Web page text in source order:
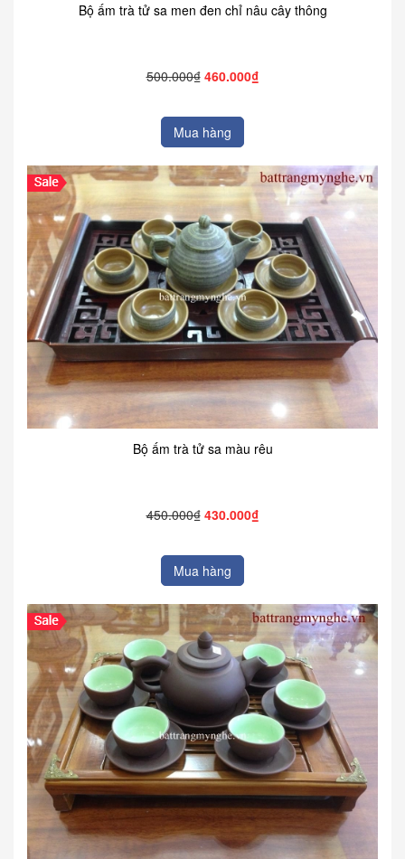
Bộ ấm trà tử sa men đen chỉ nâu cây thông
500.000₫ 460.000₫
Mua hàng
Bộ ấm trà tử sa màu rêu
450.000₫ 430.000₫
Mua hàng